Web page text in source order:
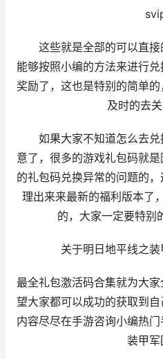
这些就是全部的可以直接
能够按照小编的方法来进行
奖励了，这也是特别的简单
及时的去
如果大家不知道怎么去兑
意了，很多的游戏礼包码就
的礼包码兑换异常的问题的
理出来来最新的福利版本了
的，大家一定要特别
关于明日地平线之装
最全礼包激活码合集就为大
望大家都可以成功的获取到
内容尽尽在手游咨询小编热
装甲军